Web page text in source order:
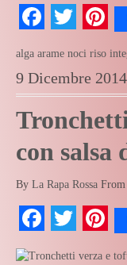
alga arame noci riso
9 Dicembre 2014
con salsa
By La Rapa Rossa From